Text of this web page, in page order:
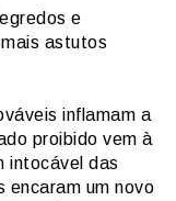
e
astutos
inflamam a
proibido vem à
intocável das
encaram um novo